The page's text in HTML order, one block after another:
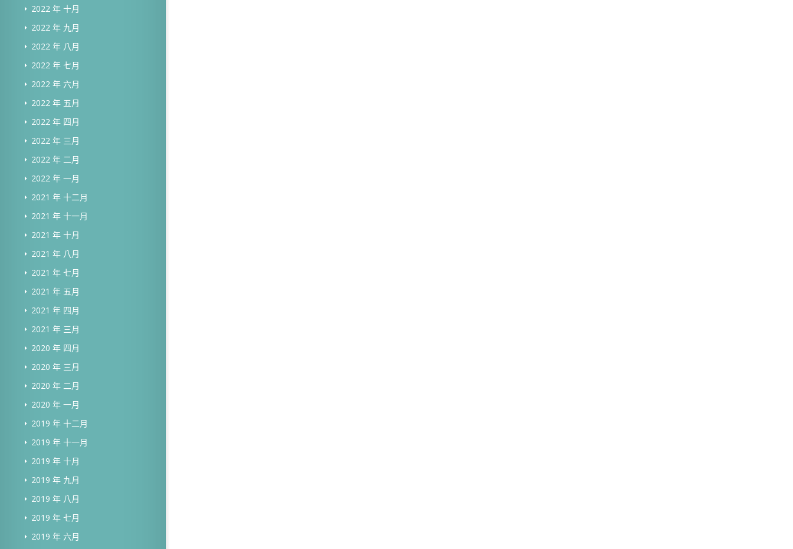
2022 年 十月
2022 年 九月
2022 年 八月
2022 年 七月
2022 年 六月
2022 年 五月
2022 年 四月
2022 年 三月
2022 年 二月
2022 年 一月
2021 年 十二月
2021 年 十一月
2021 年 十月
2021 年 八月
2021 年 七月
2021 年 五月
2021 年 四月
2021 年 三月
2020 年 四月
2020 年 三月
2020 年 二月
2020 年 一月
2019 年 十二月
2019 年 十一月
2019 年 十月
2019 年 九月
2019 年 八月
2019 年 七月
2019 年 六月